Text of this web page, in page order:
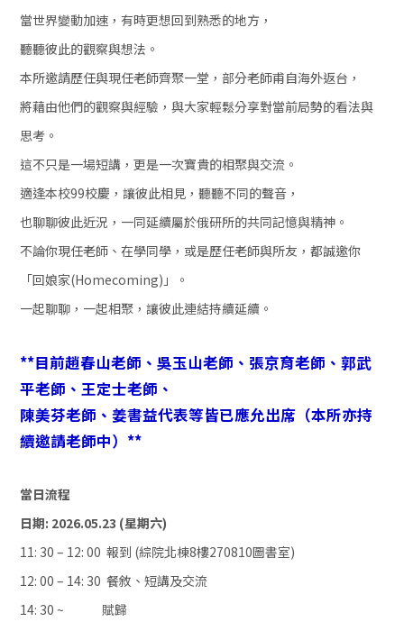
當世界變動加速，有時更想回到熟悉的地方，
聽聽彼此的觀察與想法。
本所邀請歷任與現任老師齊聚一堂，部分老師甫自海外返台，
將藉由他們的觀察與經驗，與大家輕鬆分享對當前局勢的看法與
思考。
這不只是一場短講，更是一次寶貴的相聚與交流。
適逢本校99校慶，讓彼此相見，聽聽不同的聲音，
也聊聊彼此近況，一同延續屬於俄研所的共同記憶與精神。
不論你現任老師、在學同學，或是歷任老師與所友，都誠邀你
「回娘家(Homecoming) 」。
一起聊聊，一起相聚，讓彼此連結持續延續。
**目前趙春山老師、吳玉山老師、張京育老師、郭武
平老師、王定士老師、
陳美芬老師、姜書益代表等皆已應允出席（本所亦持
續邀請老師中）**
當日流程
日期: 2026.05.23 (星期六)
11: 30– 12: 00 報到 (綜院北棟8樓270810圖書室)
12: 00– 14: 30 餐敘、短講及交流
14: 30 ~ 賦歸